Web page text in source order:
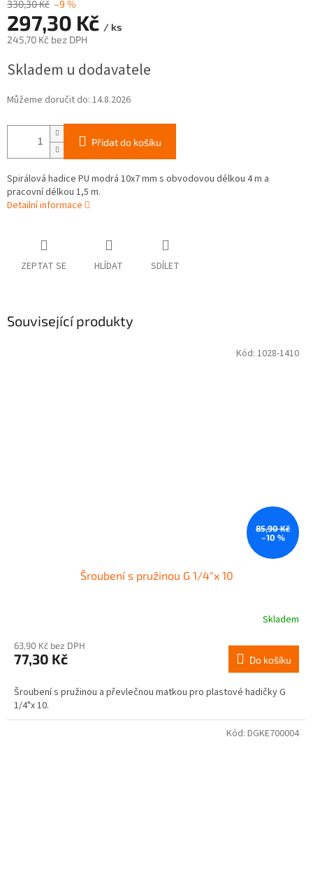
330,30 Kč –9 %
297,30 Kč / ks
245,70 Kč bez DPH
cena:
Skladem u dodavatele
Můžeme doručit do: 14.8.2026
Přidat do košíku
Spirálová hadice PU modrá 10x7 mm s obvodovou délkou 4 m a
pracovní délkou 1,5 m.
Detailní informace
ZEPTAT SE HLÍDAT SDÍLET
Související produkty
85,90 Kč
–10 %
Šroubení s pružinou G 1/4"x 10
Skladem
63,90 Kč bez DPH
77,30 Kč Do košíku
Šroubení s pružinou a převlečnou matkou pro plastové hadičky G
1/4"x 10.
Kód: 1028-1410
Kód: DGKE700004